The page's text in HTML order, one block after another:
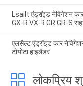
Lsailt एंड्रॉइड नेविगेशन
GX-R VX-R GR GR-S
एलसैल्ट एंड्रॉइड कार
टोयोटा हाइलैंडर
लोकप्रिय